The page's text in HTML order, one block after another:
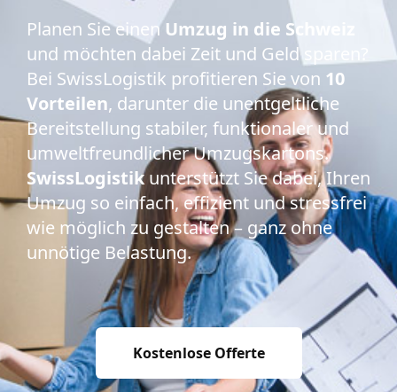
Planen Sie einenUmzug in die Schweiz
und möchten dabei Zeit und Geld sparen?
Bei SwissLogistik profitieren Sie von 10
Vorteilen, darunter die unentgeltliche
Bereitstellung stabiler, funktionaler und
umweltfreundlicher Umzugskartons.
SwissLogistikunterstützt Sie dabei, Ihren
Umzug so einfach, effizient und stressfrei
wie möglich zu gestalten – ganz ohne
unnötige Belastung.
Kostenlose Offerte